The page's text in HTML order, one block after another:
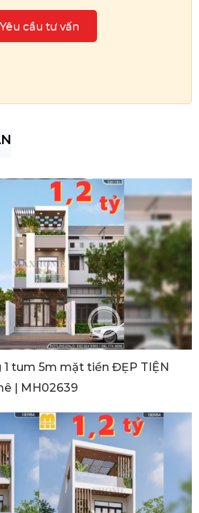
1 tum 5m mặt tiền ĐẸP TIỆN
| MH02639